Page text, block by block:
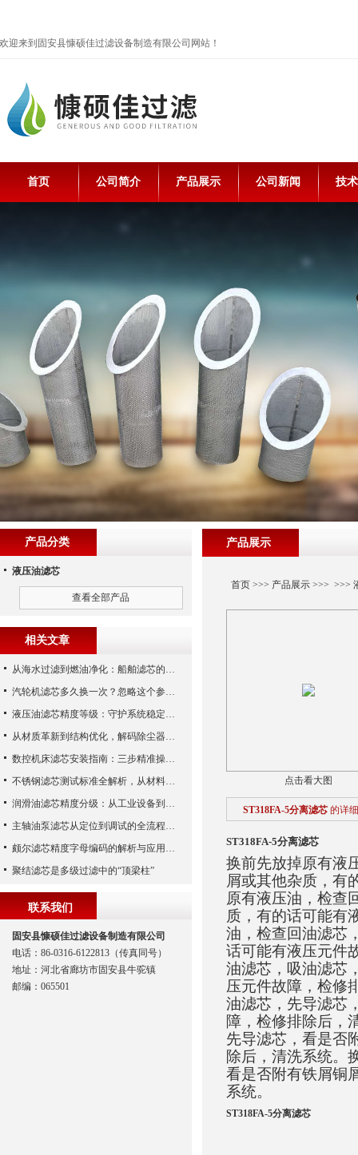
欢迎来到固安县慷硕佳过滤设备制造有限公司网站！
首页 公司简介 产品展示 公司新闻 技
产品展示
首页>>> 产品展示>>> >>>
点击看大图
ST318FA-5分离滤芯 的详
ST318FA-5分离滤芯
换前先放掉原有液
屑或其他杂质，有
原有液压油，检查
质，有的话可能有
油，检查回油滤芯
话可能有液压元件
油滤芯，吸油滤芯
压元件故障，检修
油滤芯，先导滤芯
障，检修排除后，
先导滤芯，看是否
除后，清洗系统。
看是否附有铁屑铜
系统。
ST318FA-5分离滤芯
产品分类
液压油滤芯
查看全部产品
相关文章
从海水过滤到燃油净化：船舶滤芯的多场景应用解析
汽轮机滤芯多久换一次？忽略这个参数，机组非停损失可能上百万！
液压油滤芯精度等级：守护系统稳定与寿命的“微米标尺”
从材质革新到结构优化，解码除尘器滤芯性能跃升的核心逻辑
数控机床滤芯安装指南：三步精准操作，杜绝设备“亚健康”
不锈钢滤芯测试标准全解析，从材料性能到应用场景的严苛验证
润滑油滤芯精度分级：从工业设备到精密系统的过滤密码
主轴油泵滤芯从定位到调试的全流程解析
颇尔滤芯精度字母编码的解析与应用指南
聚结滤芯是多级过滤中的“顶梁柱”
联系我们
固安县慷硕佳过滤设备制造有限公司
电话：86-0316-6122813（传真同号）
地址：河北省廊坊市固安县牛驼镇
邮编：065501